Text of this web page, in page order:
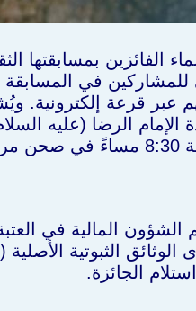
الفائزين بمسابقتها
100%، وجرى فرز 10 فائزين منهم عبر
المالية في
الثبوتية
استلام الجائزة.